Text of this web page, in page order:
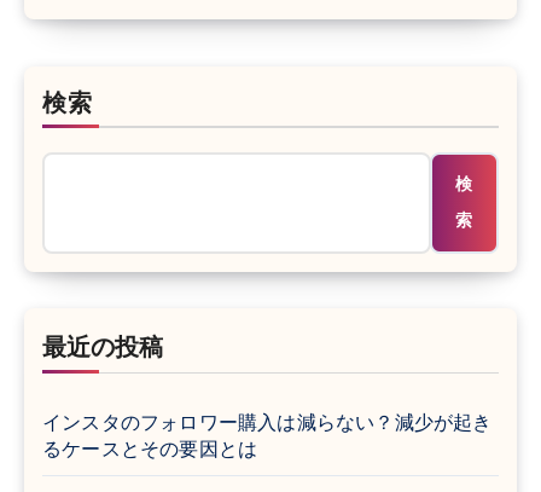
検索
検
索
最近の投稿
インスタのフォロワー購入は減らない？減少が起き
るケースとその要因とは